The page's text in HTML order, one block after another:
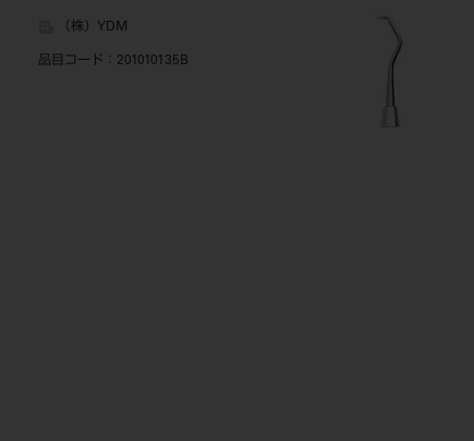
（株）YDM
品目コード ：201010135B